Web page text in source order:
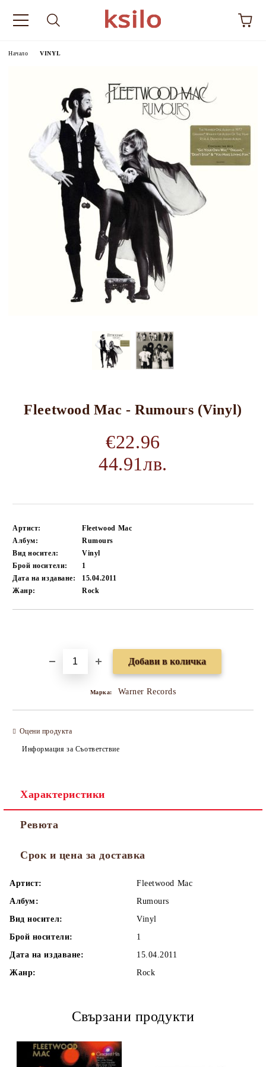
Начало VINYL
Fleetwood Mac - Rumours (Vinyl)
€22.96
44.91лв.
Артист:
Fleetwood Mac
Албум:
Rumours
Вид носител:
Vinyl
Брой носители:
1
Дата на издаване:
15.04.2011
Жанр:
Rock
Марка: Warner Records
Оцени продукта
Информация за Съответствие
Характеристики
Ревюта
Срок и цена за доставка
Артист:
Fleetwood Mac
Албум:
Rumours
Вид носител:
Vinyl
Брой носители:
1
Дата на издаване:
15.04.2011
Жанр:
Rock
Свързани продукти